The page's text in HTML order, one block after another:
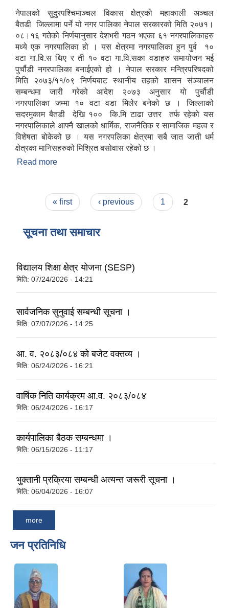
नेपालको सुदुरपश्चिमाञ्चल विकास क्षेत्रको महाकाली अञ्चल
बैतडी जिल्लामा पर्ने यो नगर पालिका नेपाल सरकारको मिति २०७१।
०८।१६ गतेको निर्णयानुसार देशभरी गठन भएका ६१ नगरपालिकाहरु
मध्ये एक नगरपालिका हो । यस क्षेत्रमा नगरपालिका हुन पुर्व १०
वटा गा.वि.स थिए र ती १० वटा गा.वि.सका वडाहरु समायोजन भई
पुर्चौडी नगरपालिका बनाईएको हो । नेपाल सरकार मन्त्रिपरिषदको
मिति २०७३/११/०९ निर्णयबाट स्थानीय तहको शासन संञ्चालन
सम्बन्धमा जारी गरेको आदेश २०७३ अनुसार यो पुर्चौडी
नगरपालिका जम्मा १० वटा वडा मिलेर बनेको छ । जिल्लाको
सदरमुकाम बैतडी देखि १०० कि.मि टाढा उत्तर तर्फ रहेको यस
नगरपालिकाले आफ्नै खालको धार्मिक, राजनैतिक र सामाजिक महत्व र
विशेषता बोकेको छ । यस नगरपलिका क्षेत्रमा सबै जात जाती धर्म
क्षेत्रका मानिसहरुको मिश्रित बसोवास रहेको छ ।
Read more
Pages« first ‹ previous 1 2
सूचना तथा समाचार
विद्यालय शिक्षा क्षेत्र योजना (SESP)
मिति: 07/24/2026 - 14:21
सार्वजनिक सुनुवाई सम्बन्धी सूचना ।
मिति: 07/07/2026 - 14:25
आ. व. २०८३/०८४ को बजेट वक्तव्य ।
मिति: 06/24/2026 - 16:21
वार्षिक निति कार्यक्रम आ.व. २०८३/०८४
मिति: 06/24/2026 - 16:17
कार्यपालिका बैठक सम्बन्धमा ।
मिति: 06/15/2026 - 11:17
भुक्तानी प्रक्रिया सम्बन्धी अत्यन्त जरूरी सूचना ।
मिति: 06/04/2026 - 16:07
more
जन प्रतिनिधि